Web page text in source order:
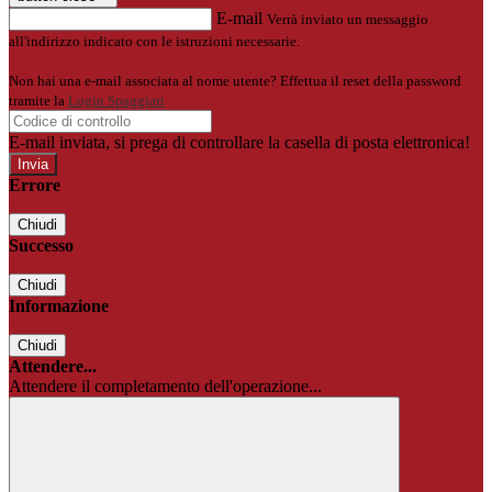
E-mail Verrà inviato un messaggio
all'indirizzo indicato con le istruzioni necessarie.
Non hai una e-mail associata al nome utente? Effettua il reset della password
tramite la Login Spaggiari
E-mail inviata, si prega di controllare la casella di posta elettronica!
Errore
Chiudi
Successo
Chiudi
Informazione
Chiudi
Attendere...
Attendere il completamento dell'operazione...